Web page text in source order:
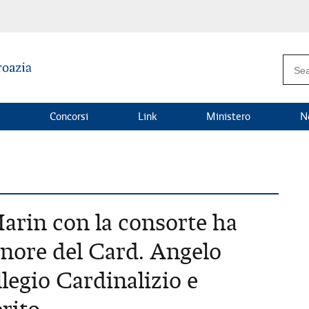
Concorsi Link Ministero
con la consorte ha
del Card. Angelo
Cardinalizio e